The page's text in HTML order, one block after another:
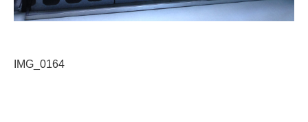
IMG_0164